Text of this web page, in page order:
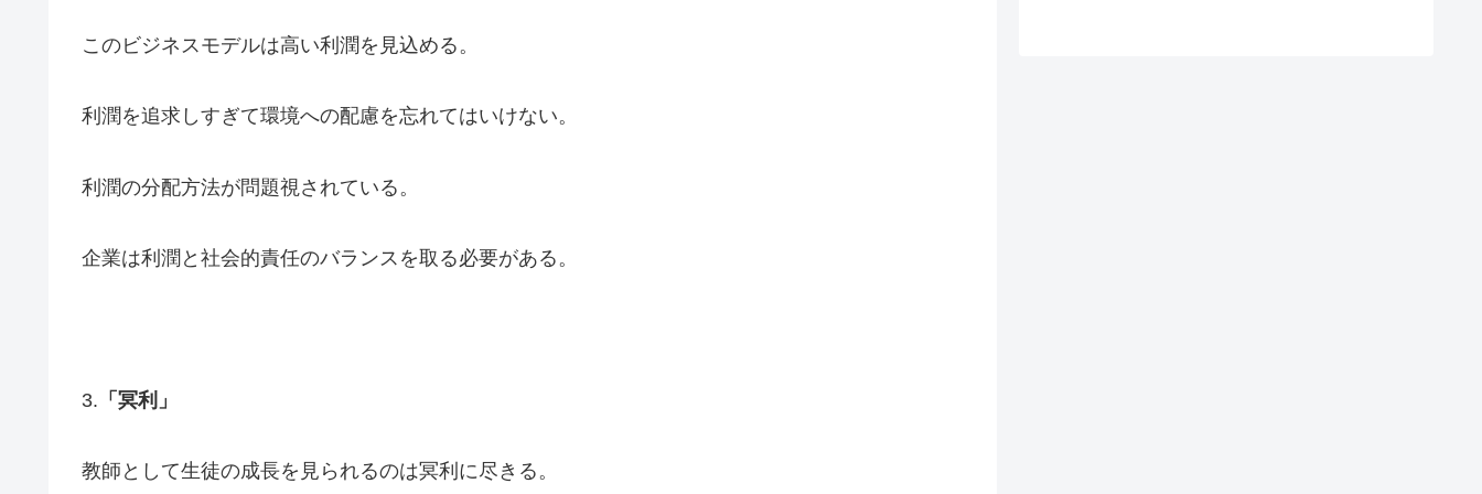
このビジネスモデルは高い利潤を見込める。
利潤を追求しすぎて環境への配慮を忘れてはいけない。
利潤の分配方法が問題視されている。
企業は利潤と社会的責任のバランスを取る必要がある。
3. 「冥利」
教師として生徒の成長を見られるのは冥利に尽きる。